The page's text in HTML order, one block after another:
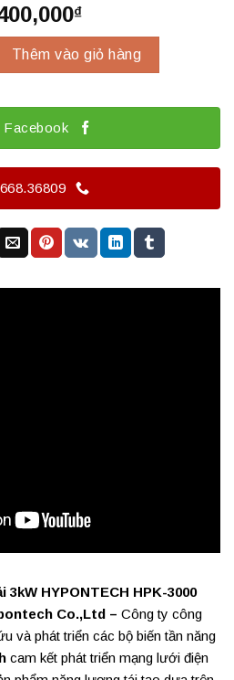
₫
bám tải 3kW HYPONTECH HPK-
Thêm vào giỏ hàng
Facebook
HYPONTECH HPK-3000
Co.,Ltd – Công ty công
và phát triển các bộ biến tần năng
cam kết phát triển mạng lưới điện